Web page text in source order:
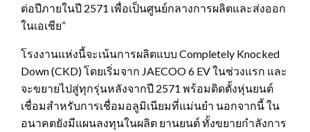
ต่อปีภายในปี 2571 เพื่อเป็นศูนย์กลางการผลิตและส่งออก
ในเอเชีย”
โรงงานแห่งนี้จะเน้นการผลิตแบบ Completely Knocked
Down (CKD) โดยเริ่มจาก JAECOO 6 EV ในช่วงแรก และ
จะขยายไปสู่ทุกรุ่นหลังจากปี 2571 พร้อมติดตั้งหุ่นยนต์
เชื่อมสำหรับการเชื่อมอลูมิเนียมที่แม่นยำ นอกจากนี้ ใน
อนาคตยังมีแผนลงทุนในผลิต ยานยนต์ ทั้งขยายกำลังการ